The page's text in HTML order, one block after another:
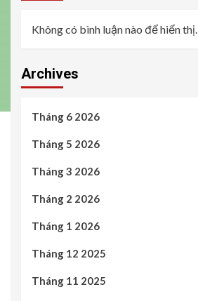
Không có bình luận nào để hiển thị.
Archives
Tháng 6 2026
Tháng 5 2026
Tháng 3 2026
Tháng 2 2026
Tháng 1 2026
Tháng 12 2025
Tháng 11 2025